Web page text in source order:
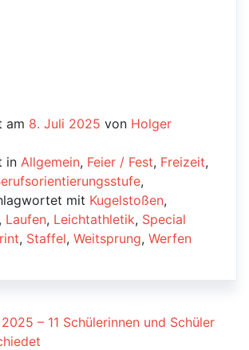
am 8. Juli 2025 von Holger
in Allgemein, Feier / Fest, Freizeit,
,
mit Kugelstoßen,
, Laufen, Leichtathletik, Special
, Staffel, Weitsprung, Werfen
Navigation
– 11 Schülerinnen und Schüler